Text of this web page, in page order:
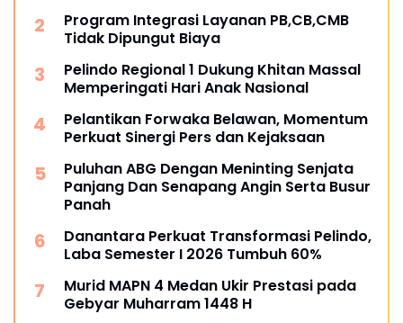
Program Integrasi Layanan PB,CB,CMB
Tidak Dipungut Biaya
Pelindo Regional 1 Dukung Khitan Massal
Memperingati Hari Anak Nasional
Pelantikan Forwaka Belawan, Momentum
Perkuat Sinergi Pers dan Kejaksaan
Puluhan ABG Dengan Meninting Senjata
Panjang Dan Senapang Angin Serta Busur
Panah
Danantara Perkuat Transformasi Pelindo,
Laba Semester I 2026 Tumbuh 60%
Murid MAPN 4 Medan Ukir Prestasi pada
Gebyar Muharram 1448 H